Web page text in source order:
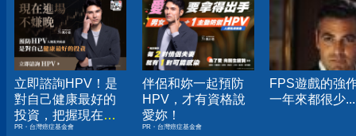
立即諮詢HPV！是
對自己健康最好的
投資，把握現在不
嫌晚！
PR・台灣癌症基金會
伴侶和妳一起預防
HPV，才有資格說
愛妳！
PR・台灣癌症基金會
FPS遊戲的強
一年來都很少